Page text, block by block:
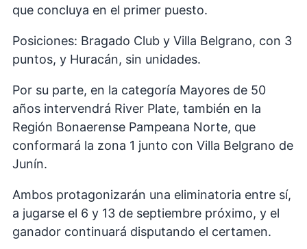
que concluya en el primer puesto.
Posiciones: Bragado Club y Villa Belgrano, con 3
puntos, y Huracán, sin unidades.
Por su parte, en la categoría Mayores de 50
años intervendrá River Plate, también en la
Región Bonaerense Pampeana Norte, que
conformará la zona 1 junto con Villa Belgrano de
Junín.
Ambos protagonizarán una eliminatoria entre sí,
a jugarse el 6 y 13 de septiembre próximo, y el
ganador continuará disputando el certamen.